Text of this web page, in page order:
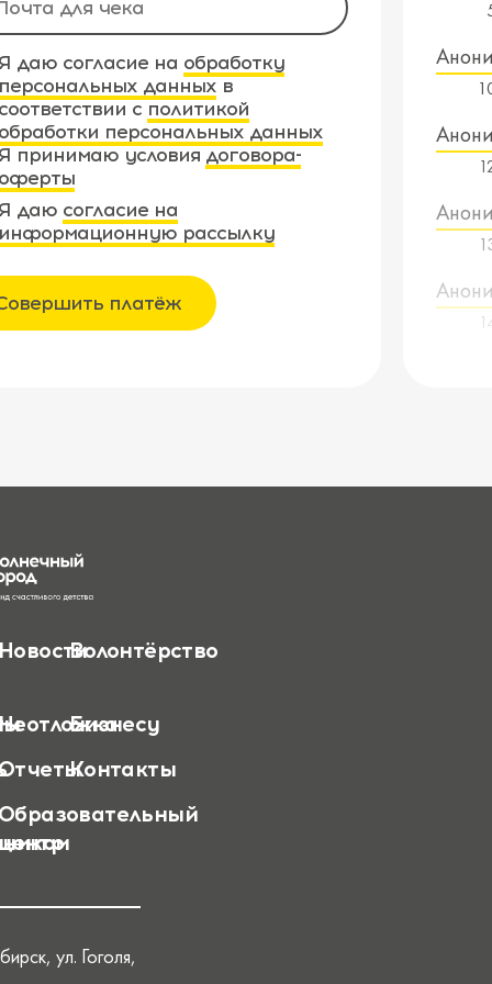
Я даю согласие на обработку
персональных данных в
соответствии с политикой
обработки персональных данных
Я принимаю условия договора-
оферты
Я даю согласие на
информационную рассылку
платёж
НовостиВолонтёрство
Бизнесу
Контакты
Образовательный
ул. Гоголя,